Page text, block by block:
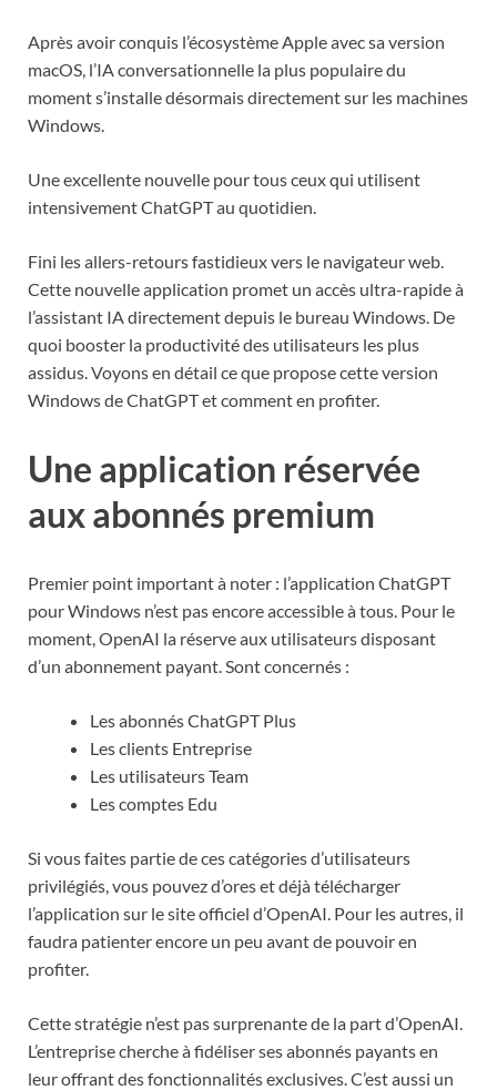
Après avoir conquis l’écosystème Apple avec sa version
macOS, l’IA conversationnelle la plus populaire du
moment s’installe désormais directement sur les machines
Windows.
Une excellente nouvelle pour tous ceux qui utilisent
intensivement ChatGPT au quotidien.
Fini les allers-retours fastidieux vers le navigateur web.
Cette nouvelle application promet un accès ultra-rapide à
l’assistant IA directement depuis le bureau Windows. De
quoi booster la productivité des utilisateurs les plus
assidus. Voyons en détail ce que propose cette version
Windows de ChatGPT et comment en profiter.
Une application réservée
aux abonnés premium
Premier point important à noter : l’application ChatGPT
pour Windows n’est pas encore accessible à tous. Pour le
moment, OpenAI la réserve aux utilisateurs disposant
d’un abonnement payant. Sont concernés :
Les abonnés ChatGPT Plus
Les clients Entreprise
Les utilisateurs Team
Les comptes Edu
Si vous faites partie de ces catégories d’utilisateurs
privilégiés, vous pouvez d’ores et déjà télécharger
l’application sur le site officiel d’OpenAI. Pour les autres, il
faudra patienter encore un peu avant de pouvoir en
profiter.
Cette stratégie n’est pas surprenante de la part d’OpenAI.
L’entreprise cherche à fidéliser ses abonnés payants en
leur offrant des fonctionnalités exclusives. C’est aussi un